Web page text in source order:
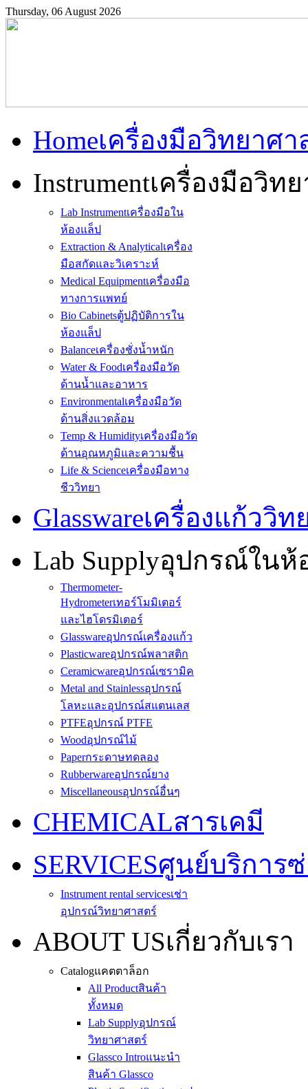
Thursday, 06 August 2026
Homeเครื่องมือวิทยาศา
Instrumentเครื่องมือวิท
Lab Instrumentเครื่องมือใน
ห้องแล็ป
Extraction & Analyticalเครื่อง
มือสกัดและวิเคราะห์
Medical Equipmentเครื่องมือ
ทางการแพทย์
Bio Cabinetsตู้ปฏิบัติการใน
ห้องแล็ป
Balanceเครื่องชั่งน้ำหนัก
Water & Foodเครื่องมือวัด
ด้านน้ำและอาหาร
Environmentalเครื่องมือวัด
ด้านสิ่งแวดล้อม
Temp & Humidityเครื่องมือวัด
ด้านอุณหภูมิและความชื้น
Life & Scienceเครื่องมือทาง
ชีววิทยา
Glasswareเครื่องแก้ววิท
Lab Supplyอุปกรณ์ในห้
Thermometer-
Hydrometerเทอร์โมมิเตอร์
และไฮโดรมิเตอร์
Glasswareอุปกรณ์เครื่องแก้ว
Plasticwareอุปกรณ์พลาสติก
Ceramicwareอุปกรณ์เซรามิค
Metal and Stainlessอุปกรณ์
โลหะและอุปกรณ์สแตนเลส
PTFEอุปกรณ์ PTFE
Woodอุปกรณ์ไม้
Paperกระดาษทดลอง
Rubberwareอุปกรณ์ยาง
Miscellaneousอุปกรณ์อื่นๆ
CHEMICALสารเคมี
SERVICESศูนย์บริการ
Instrument rental servicesเช่า
อุปกรณ์วิทยาศาสตร์
ABOUT USเกี่ยวกับเรา
Catalogแคตตาล็อก
All Productสินค้า
ทั้งหมด
Lab Supplyอุปกรณ์
วิทยาศาสตร์
Glassco Introแนะนำ
สินค้า Glassco